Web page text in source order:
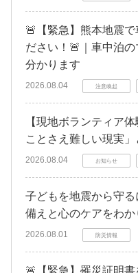
🚨【緊急】熊本地震
ださい！🚨｜車中泊
分かります
2026.08.04 注意喚起
【現地ボランティア
ことさえ難しい現実
2026.08.04 お知らせ
子どもを地震から守
備えと心のケアをわか
2026.08.01 防災情報